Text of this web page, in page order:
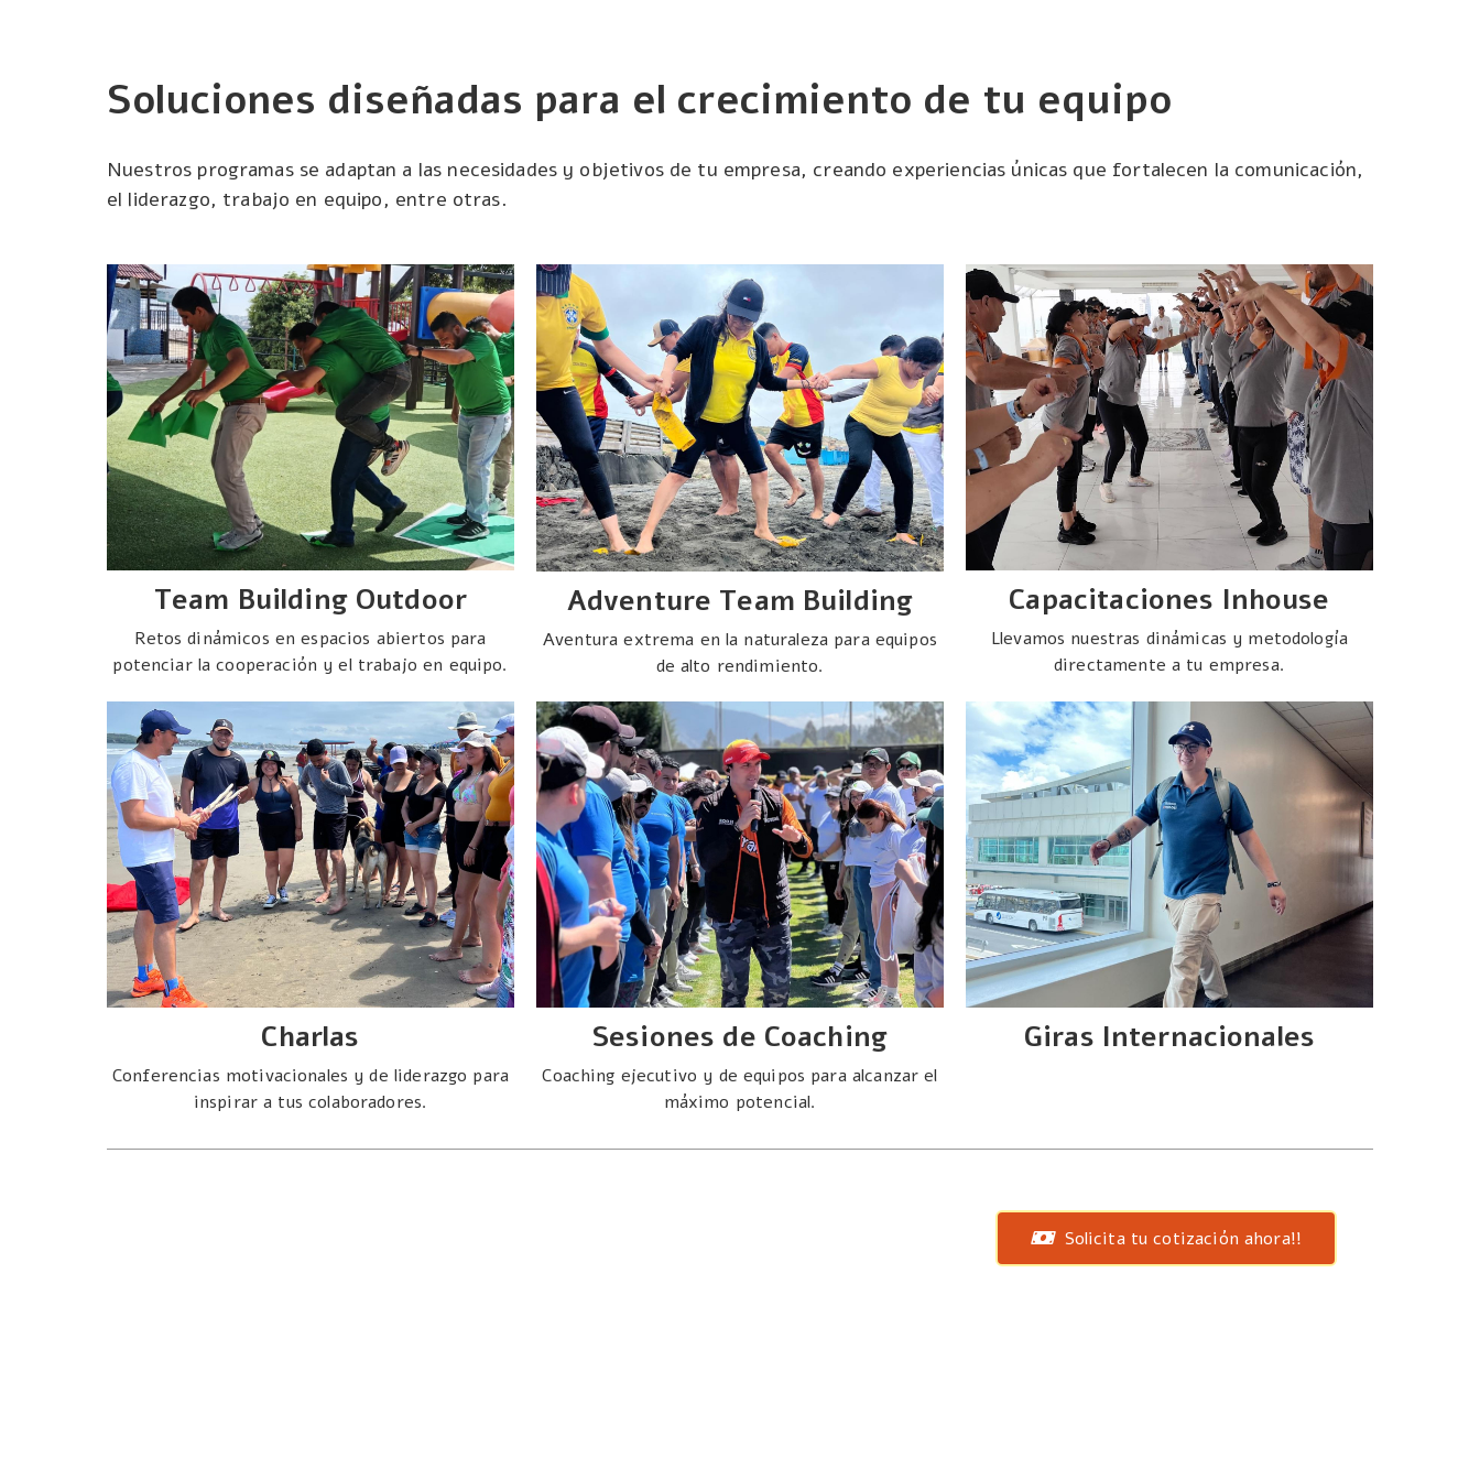
Soluciones diseñadas para el crecimiento de tu equipo
Nuestros programas se adaptan a las necesidades y objetivos de tu empresa, creando experiencias únicas que fortalecen la comunicación,
el liderazgo, trabajo en equipo, entre otras.
Team Building Outdoor
Retos dinámicos en espacios abiertos para
potenciar la cooperación y el trabajo en equipo.
Adventure Team Building
Aventura extrema en la naturaleza para equipos
de alto rendimiento.
Capacitaciones Inhouse
Llevamos nuestras dinámicas y metodología
directamente a tu empresa.
Charlas
Conferencias motivacionales y de liderazgo para
inspirar a tus colaboradores.
Sesiones de Coaching
Coaching ejecutivo y de equipos para alcanzar el
máximo potencial.
Giras Internacionales
Solicita tu cotización ahora!!